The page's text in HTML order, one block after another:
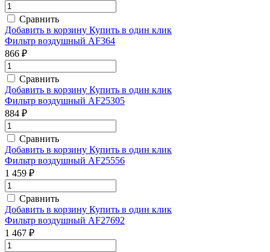
Сравнить
Добавить в корзину Купить в один клик
Фильтр воздушный AF364
866 ₽
Сравнить
Добавить в корзину Купить в один клик
Фильтр воздушный AF25305
884 ₽
Сравнить
Добавить в корзину Купить в один клик
Фильтр воздушный AF25556
1 459 ₽
Сравнить
Добавить в корзину Купить в один клик
Фильтр воздушный AF27692
1 467 ₽